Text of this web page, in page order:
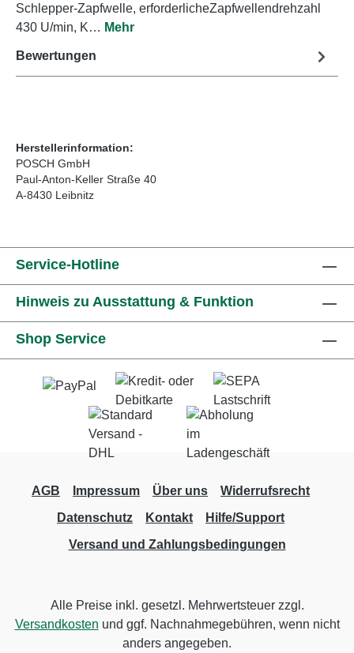
Schlepper-Zapfwelle, erforderlicheZapfwellendrehzahl
430 U/min, K… Mehr
Bewertungen
Herstellerinformation:
POSCH GmbH
Paul-Anton-Keller Straße 40
A-8430 Leibnitz
Service-Hotline
Hinweis zu Ausstattung & Funktion
Shop Service
AGB Impressum Über uns
Widerrufsrecht
Datenschutz
Kontakt
Hilfe/Support
Versand und Zahlungsbedingungen
Alle Preise inkl. gesetzl. Mehrwertsteuer zzgl.
Versandkosten und ggf. Nachnahmegebühren, wenn nicht
anders angegeben.